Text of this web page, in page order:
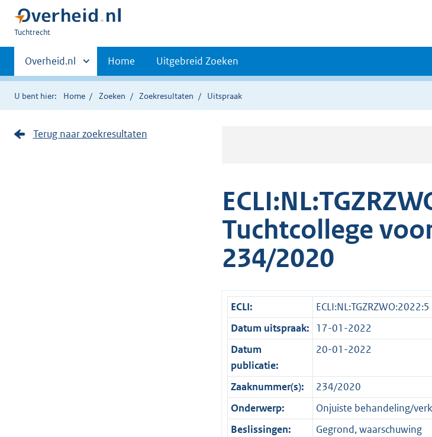
U
hier:
Tuchtrecht
Primaire
navigatie
Andere
sites
binnen
Overheid.nl Home Uitgebreid Zoeken
U bent hier: Home Zoeken Zoekresultaten Uitspraak
Tuchtcollege
234/2020
ECLI:
ECLI:NL:TGZRZWO:2022:5
Datum uitspraak:
17-01-2022
Datum
publicatie:
20-01-2022
Zaaknummer(s):
234/2020
Onderwerp:
Onjuiste behandeling/
Beslissingen:
Gegrond, waarschuwing
Terug naar zoekresultaten